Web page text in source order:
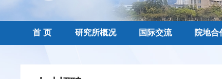
首 页 研究所概况 国际交流 院地合